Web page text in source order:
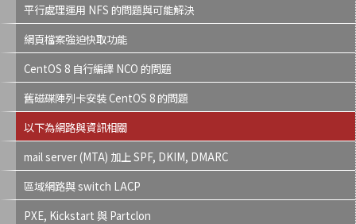
平行處理運用 NFS 的問題與可能解決
網頁檔案強迫快取功能
CentOS 8 自行編譯 NCO 的問題
舊磁碟陣列卡安裝 CentOS 8 的問題
以下為網路與資訊相關
mail server (MTA) 加上 SPF, DKIM, DMARC
區域網路與 switch LACP
PXE, Kickstart 與 Partclon